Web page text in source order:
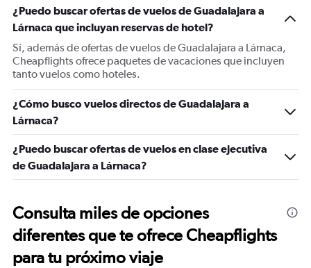
¿Puedo buscar ofertas de vuelos de Guadalajara a
Lárnaca que incluyan reservas de hotel?
Sí, además de ofertas de vuelos de Guadalajara a Lárnaca,
Cheapflights ofrece paquetes de vacaciones que incluyen
tanto vuelos como hoteles.
¿Cómo busco vuelos directos de Guadalajara a
Lárnaca?
¿Puedo buscar ofertas de vuelos en clase ejecutiva
de Guadalajara a Lárnaca?
Consulta miles de opciones
diferentes que te ofrece Cheapflights
para tu próximo viaje